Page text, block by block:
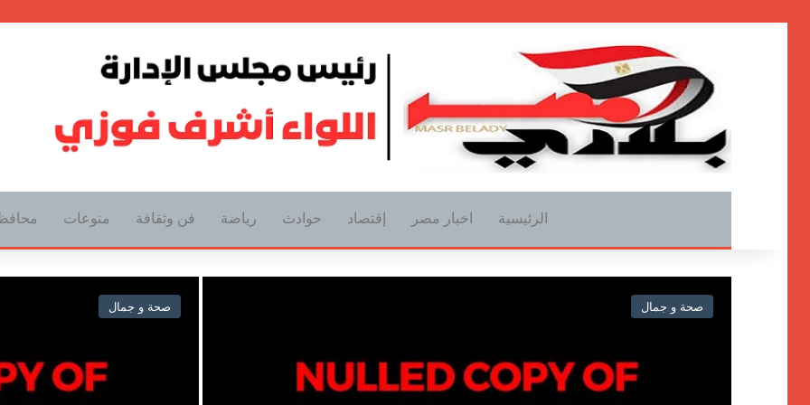
الرئيسية اخبار مصر إقتصاد حوادث رياضة فن وثقافة منوعات
صحة و جمال صحة و جمال